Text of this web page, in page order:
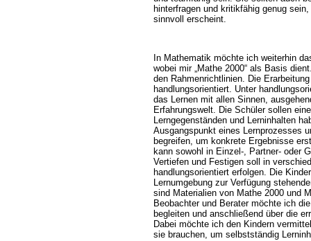
hinterfragen und kritikfähig genug
sinnvoll erscheint.
In Mathematik möchte ich weiterhin
wobei mir „Mathe 2000“ als Basis
den Rahmenrichtlinien. Die
handlungsorientiert. Unter
das Lernen mit allen Sinnen,
Erfahrungswelt. Die Schüler sollen
Lerngegenständen und Lerninhalten
Ausgangspunkt eines Lernprozesses
begreifen, um konkrete Ergebnisse
kann sowohl in Einzel-, Partner- oder
Vertiefen und Festigen soll in
handlungsorientiert erfolgen. Die
Lernumgebung zur Verfügung
sind Materialien von Mathe 2000 und
Beobachter und Berater möchte ich
begleiten und anschließend über die
Dabei möchte ich den Kindern
sie brauchen, um selbstständig